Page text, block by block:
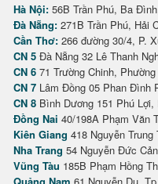
Hà Nội: 56B Trần Phú, Ba
Đà Nẵng: 271B Trần Phú, Hải
Cần Thơ: 266 đường 30/4, P.
CN 5 Đà Nẵng 32 Lê Thanh
CN 6 71 Trường Chinh,
CN 7 Lâm Đồng 05 Phan Đình
CN 8 Bình Dương 151 Phú
Đồng Nai 40/198A Phạm Văn
Kiên Giang 418 Nguyễn
Nha Trang 54 Nguyễn Đức
Vũng Tàu 185B Phạm Hồng